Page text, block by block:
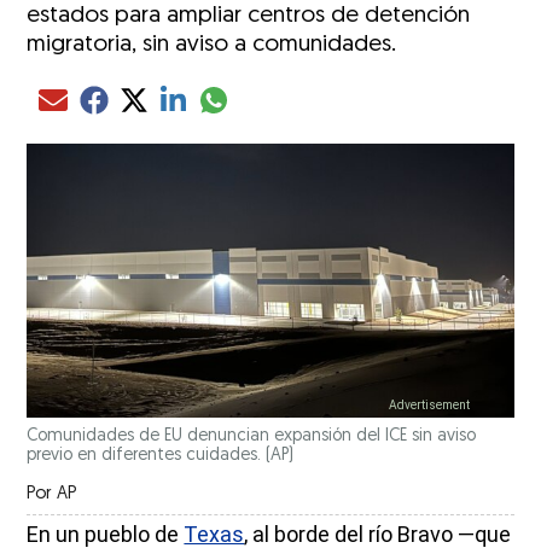
estados para ampliar centros de detención
migratoria, sin aviso a comunidades.
Compartir el artículo actual mediante Email
Compartir el artículo actual mediante Facebook
Compartir el artículo actual mediante Twitter
Compartir el artículo actual mediante LinkedIn
Compartir el artículo actual mediante
Comunidades de EU denuncian expansión del ICE sin aviso
previo en diferentes cuidades. (AP)
Por AP
En un pueblo de Texas, al borde del río Bravo —que